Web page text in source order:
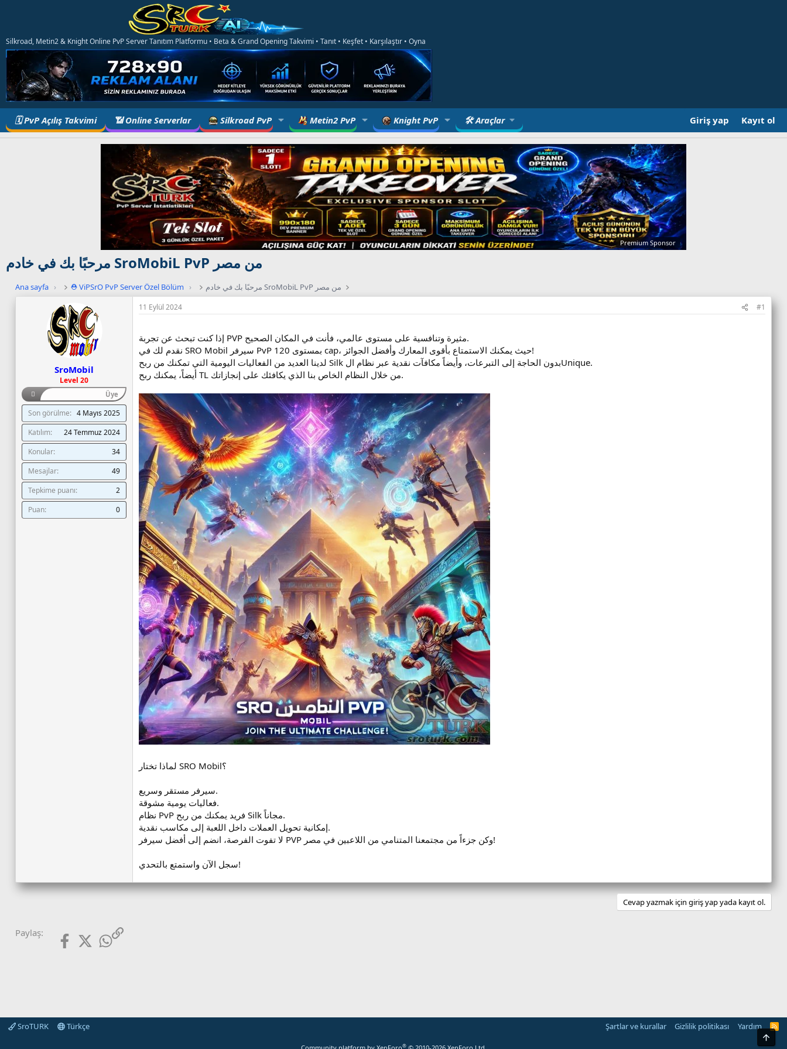
Silkroad, Metin2 & Knight Online PvP Server Tanıtım Platformu • Beta & Grand Opening Takvimi • Tanıt • Keşfet • Karşılaştır • Oyna
🗓️ PvP Açılış Takvimi 📶 Online Serverlar Silkroad PvP Metin2 PvP Knight PvP 🛠 Araçlar Giriş yap Kayıt ol
Premium Sponsor
مرحبًا بك في خادم SroMobiL PvP من مصر
Ana sayfa › ⛑️ ViPSrO PvP Server Özel Bölüm › مرحبًا بك في خادم SroMobiL PvP من مصر
SroMobil
Level 20
Üye
Son görülme
4 Mayıs 2025
Katılım
24 Temmuz 2024
Konular
34
Mesajlar
49
Tepkime puanı
2
Puan
0
11 Eylül 2024 #1
إذا كنت تبحث عن تجربة PVP مثيرة وتنافسية على مستوى عالمي، فأنت في المكان الصحيح.
نقدم لك في SRO Mobil سيرفر PvP بمستوى 120 cap، حيث يمكنك الاستمتاع بأقوى المعارك وأفضل الجوائز!
لدينا العديد من الفعاليات اليومية التي تمكنك من ربح Silk بدون الحاجة إلى التبرعات، وأيضاً مكافآت نقدية عبر نظام الUnique.
أيضاً، يمكنك ربح TL من خلال النظام الخاص بنا الذي يكافئك على إنجازاتك.
لماذا تختار SRO Mobil؟
سيرفر مستقر وسريع.
فعاليات يومية مشوقة.
نظام PvP فريد يمكنك من ربح Silk مجاناً.
إمكانية تحويل العملات داخل اللعبة إلى مكاسب نقدية.
لا تفوت الفرصة، انضم إلى أفضل سيرفر PVP وكن جزءاً من مجتمعنا المتنامي من اللاعبين في مصر!
سجل الآن واستمتع بالتحدي!
Cevap yazmak için giriş yap yada kayıt ol.
Paylaş: FacebookX (Twitter)WhatsApp
Link
SroTURK Türkçe Şartlar ve kurallar Gizlilik politikası Yardım
S
®